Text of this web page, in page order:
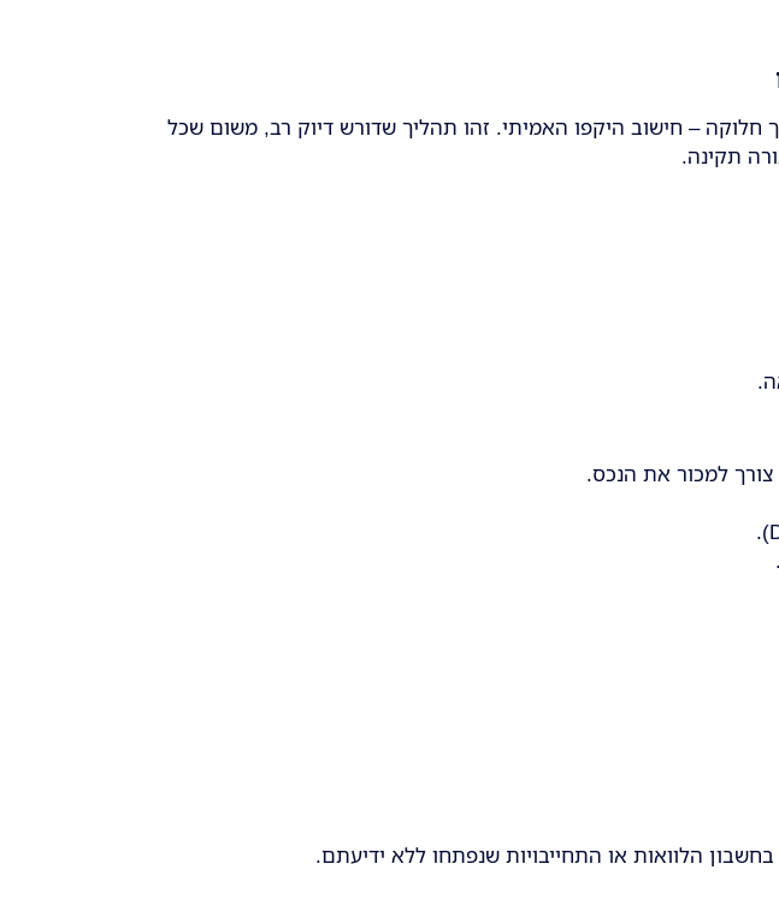
חלוקה – חישוב היקפו האמיתי. זהו תהליך שדורש דיוק רב, משום שכל
תקינה.
למכור את הנכס.
הלוואות או התחייבויות שנפתחו ללא ידיעתם.